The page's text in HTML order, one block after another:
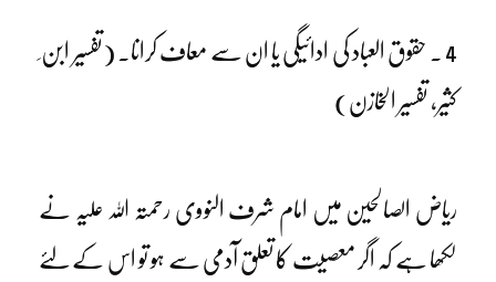
4 ۔ حقوق العباد کی ادائیگی یا ان سے معاف کرانا۔ (تفسیر ابن ِ
کثیر، تفسیر الخازن)
ریاض الصالحین میں امام شرف النووی رحمتہ اللہ علیہ نے
لکھا ہے کہ اگر معصیت کا تعلق آدمی سے ہو تو اس کے لئے